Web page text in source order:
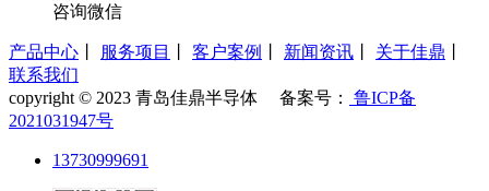
咨询微信
产品中心 服务项目 客户案例 新闻资讯 关于佳鼎
联系我们
copyright © 2023 青岛佳鼎半导体 备案号：
鲁ICP备
2021031947号
13730999691